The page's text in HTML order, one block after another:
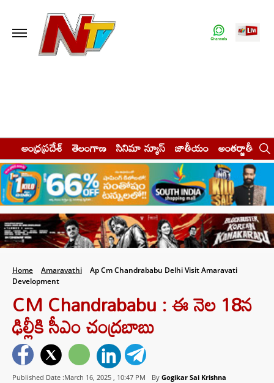
ఆంధ్రప్రదేశ్ తెలంగాణ సినిమా న్యూస్ జాతీయం అంతర్జాతీయం
Home Amaravathi
Ap Cm Chandrababu Delhi Visit Amaravati
Development
CM Chandrababu : ఈ నెల 18న
ఢిల్లీకి సీఎం చంద్రబాబు
Published Date :March 16, 2025 , 10:47 PM By Gogikar Sai Krishna